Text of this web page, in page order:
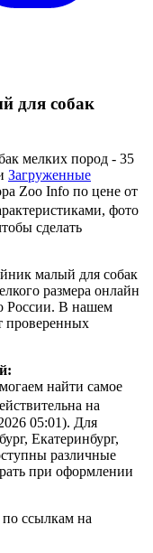
для собак
мелких пород - 35
Загруженные
Zoo Info по цене от
фото
сделать
малый для собак
размера онлайн
России. В нашем
проверенных
найти самое
на
05:01). Для
Екатеринбург,
различные
при оформлении
ссылкам на